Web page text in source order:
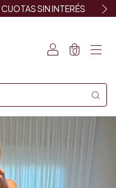
SIN INTERÉS
0